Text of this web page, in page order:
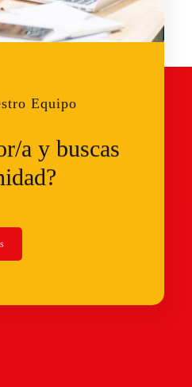
Equipo
a y buscas